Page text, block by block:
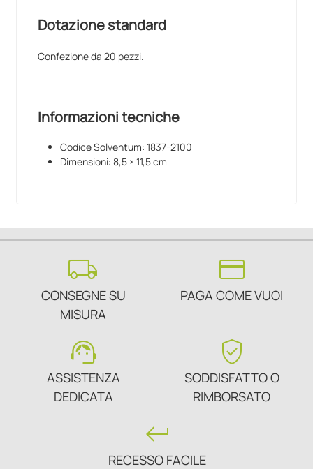
Dotazione standard
Confezione da 20 pezzi.
Informazioni tecniche
Codice Solventum: 1837-2100
Dimensioni: 8,5 × 11,5 cm
local_shipping
CONSEGNE SU
MISURA
credit_card
PAGA COME VUOI
support_agent
ASSISTENZA
DEDICATA
verified_user
SODDISFATTO O
RIMBORSATO
keyboard_return
RECESSO FACILE